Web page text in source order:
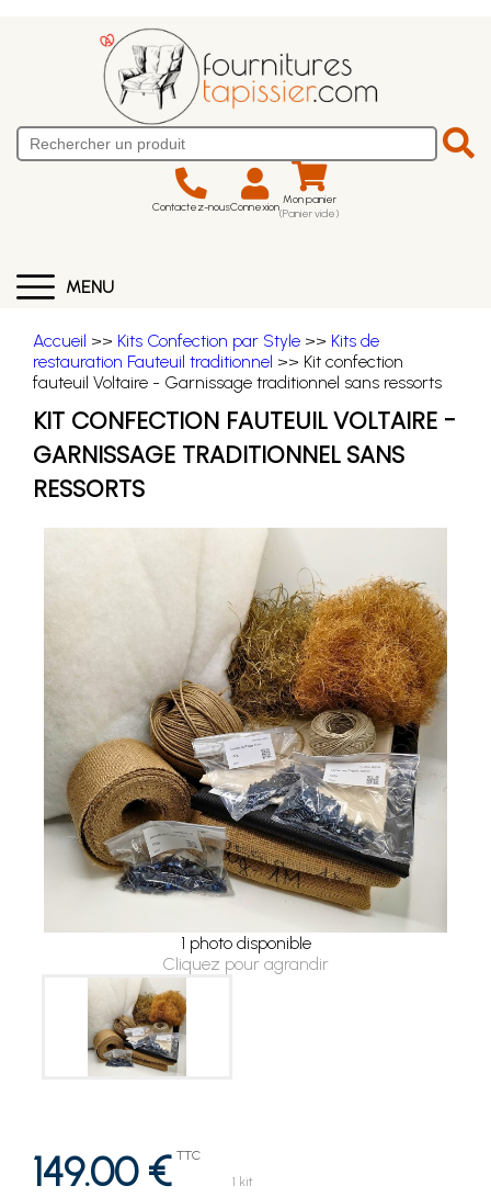
Contactez-nousConnexion Mon panier
(Panier vide)
MENU
Accueil >> Kits Confection par Style >> Kits de
restauration Fauteuil traditionnel >> Kit confection
fauteuil Voltaire - Garnissage traditionnel sans ressorts
KIT CONFECTION FAUTEUIL VOLTAIRE -
GARNISSAGE TRADITIONNEL SANS
RESSORTS
1 photo disponible
Cliquez pour agrandir
149.00 € TTC
1 kit